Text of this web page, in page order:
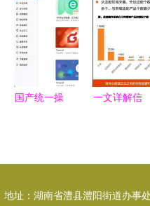
互联网软件
开发行业发
展的核心引
与持恒
国产统一操
件开发注入
一文详解信
撑体系
地址：湖南省澧县澧阳街道办事